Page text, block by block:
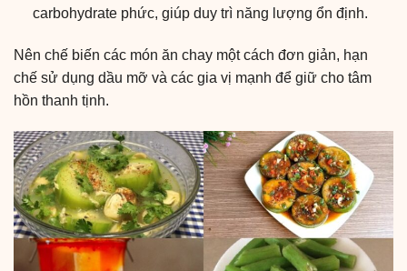
carbohydrate phức, giúp duy trì năng lượng ổn định.
Nên chế biến các món ăn chay một cách đơn giản, hạn
chế sử dụng dầu mỡ và các gia vị mạnh để giữ cho tâm
hồn thanh tịnh.